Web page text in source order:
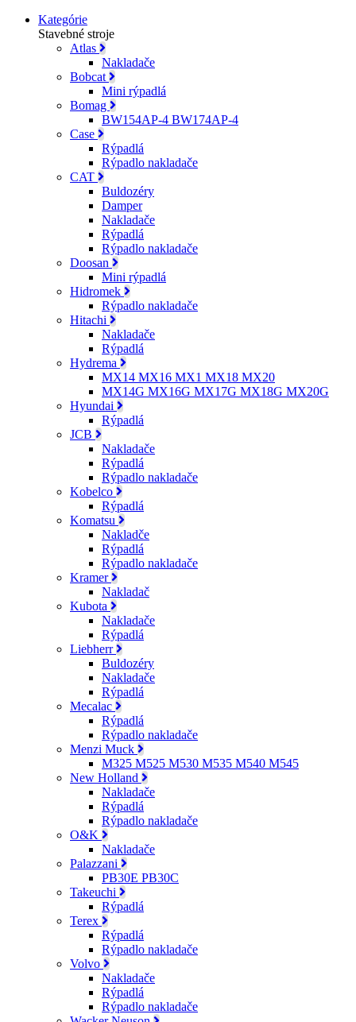
Kategórie
Stavebné stroje
Atlas
Nakladače
Bobcat
Mini rýpadlá
Bomag
BW154AP-4 BW174AP-4
Case
Rýpadlá
Rýpadlo nakladače
CAT
Buldozéry
Damper
Nakladače
Rýpadlá
Rýpadlo nakladače
Doosan
Mini rýpadlá
Hidromek
Rýpadlo nakladače
Hitachi
Nakladače
Rýpadlá
Hydrema
MX14 MX16 MX1 MX18 MX20
MX14G MX16G MX17G MX18G MX20G
Hyundai
Rýpadlá
JCB
Nakladače
Rýpadlá
Rýpadlo nakladače
Kobelco
Rýpadlá
Komatsu
Nakladče
Rýpadlá
Rýpadlo nakladače
Kramer
Nakladač
Kubota
Nakladače
Rýpadlá
Liebherr
Buldozéry
Nakladače
Rýpadlá
Mecalac
Rýpadlá
Rýpadlo nakladače
Menzi Muck
M325 M525 M530 M535 M540 M545
New Holland
Nakladače
Rýpadlá
Rýpadlo nakladače
O&K
Nakladače
Palazzani
PB30E PB30C
Takeuchi
Rýpadlá
Terex
Rýpadlá
Rýpadlo nakladače
Volvo
Nakladače
Rýpadlá
Rýpadlo nakladače